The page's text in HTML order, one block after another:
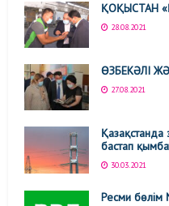
ҚОҚЫСТАН
28.08.2021
ӨЗБЕКӘЛІ
27.08.2021
Қазақстанда
бастап
30.03.2021
Ресми